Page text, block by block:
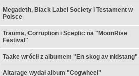
Megadeth, Black Label Society i Testament w
Polsce
Trauma, Corruption i Sceptic na "MoonRise
Festival"
Taake wrócił z albumem "En skog av nidstang"
Altarage wydał album "Cogwheel"